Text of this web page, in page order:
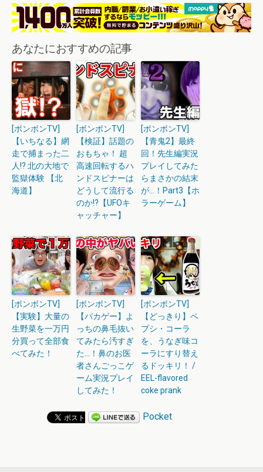
あなたにおすすめの記事
[ボンボンTV]
【いちなる】網
走で捕まった二
人!? 北の大地で
監獄体験 【北
海道】
[ボンボンTV]
【検証】話題の
おもちゃ！ 超
高速回転するハ
ンドスピナーは
どうして流行る
のか!?【UFOキ
ャッチャー】
[ボンボンTV]
【青鬼2】最終
回！先生編実況
プレイしてみた
らまさかの結末
が…！Part3【ホ
ラーゲーム】
[ボンボンTV]
【実験】大量の
生野菜を一万円
分買って全部食
べてみた！
[ボンボンTV]
【バカゲー】よ
っちの鼻毛抜い
てみたら汚すぎ
た…！鼻のお医
者さんごっこゲ
ーム実況プレイ
してみた！
[ボンボンTV]
【どっきり】ペ
プシ・コーラ
を、うなぎ味コ
ーラにすり替え
るドッキリ！ /
EEL-flavored
coke prank
Pocket